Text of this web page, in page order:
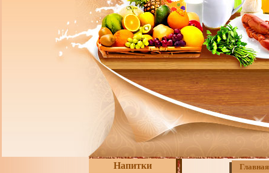
Напитки Главная